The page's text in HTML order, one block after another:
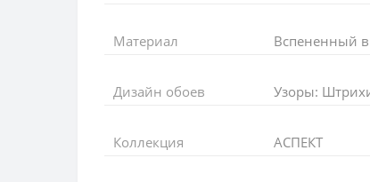
Материал Вспененный
Дизайн обоев Узоры:
Коллекция АСПЕКТ